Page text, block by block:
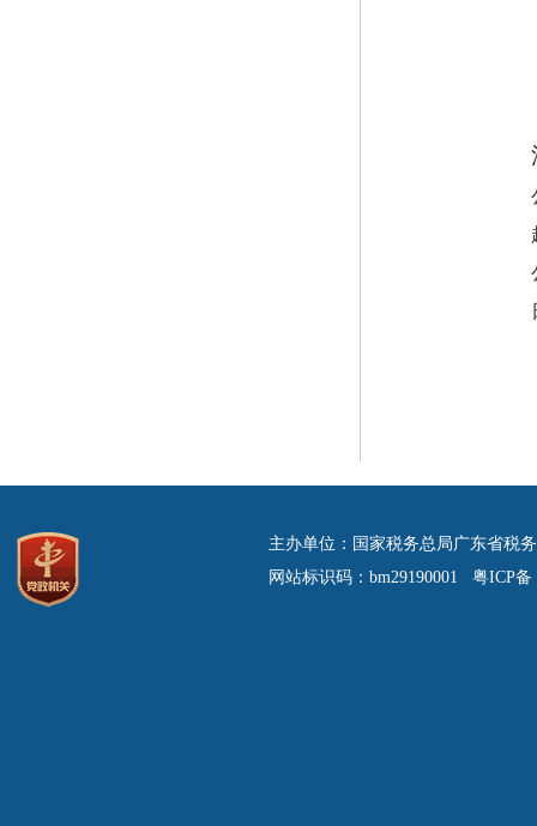
主办单位：国家税务总局广东省税
网站标识码：bm29190001 粤ICP